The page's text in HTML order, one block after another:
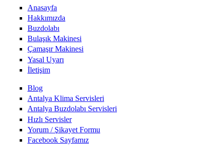
Anasayfa
Hakkımızda
Buzdolabı
Bulaşık Makinesi
Çamaşır Makinesi
Yasal Uyarı
İletişim
Blog
Antalya Klima Servisleri
Antalya Buzdolabı Servisleri
Hızlı Servisler
Yorum / Şikayet Formu
Facebook Sayfamız